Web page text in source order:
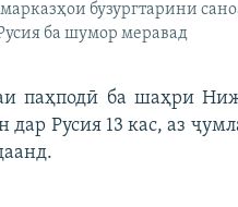
марказҳои бузургтарини
ба шумор меравад
паҳподӣ ба шаҳри
дар Русия 13 кас, аз